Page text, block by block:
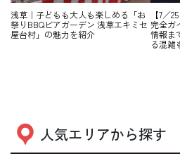
浅草｜子どもも大人も楽しめる「お
祭りBBQビアガーデン 浅草エキミセ
屋台村」の魅力を紹介
【7／
完全ガ
情報ま
る混雑
人気エリアから探す